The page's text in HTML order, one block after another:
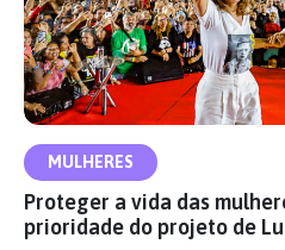
MULHERES
Proteger a vida das
prioridade do projeto de